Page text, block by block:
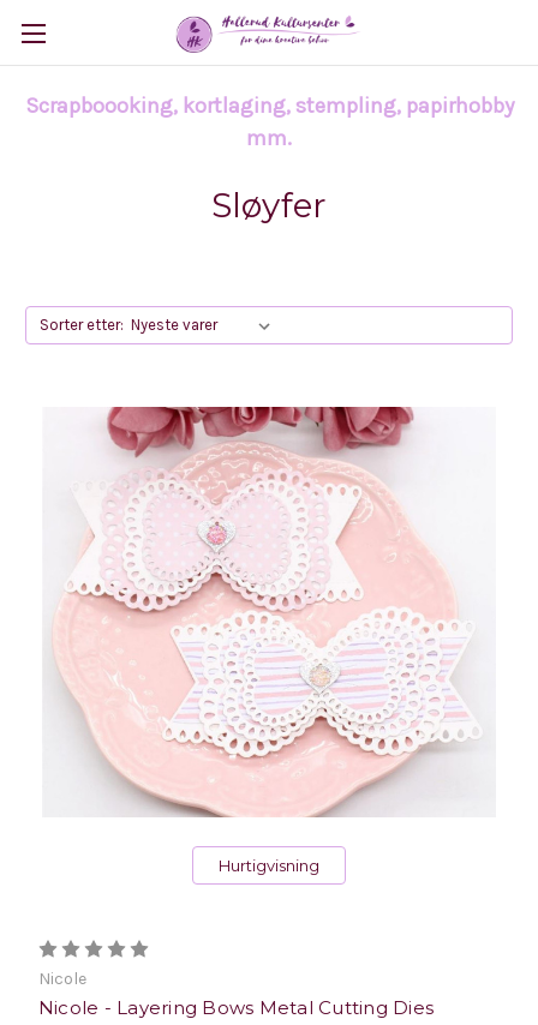
Scrapboooking, kortlaging, stempling, papirhobby
mm.
Sløyfer
Sorter etter:
Hurtigvisning
Nicole
Nicole - Layering Bows Metal Cutting Dies